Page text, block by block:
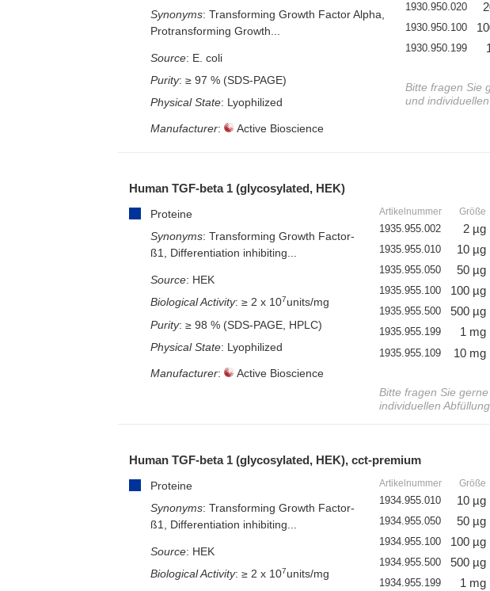
Diaclone
– Alle Diaclone Produkte
– Antikörper
– ELISA-Kits
– Anti-murine
Synonyms: Transforming Growth Factor Alpha,
Protransforming Growth...
Source: E. coli
Purity: ≥ 97 % (SDS-PAGE)
Physical State: Lyophilized
Manufacturer: Active Bioscience
1930.950.020
1930.950.100
1930.950.199
Bitte fragen Sie
und individuellen
Human TGF-beta 1 (glycosylated, HEK)
Proteine
Synonyms: Transforming Growth Factor-
ß1, Differentiation inhibiting...
Source: HEK
Biological Activity: ≥ 2 x 107units/mg
Purity: ≥ 98 % (SDS-PAGE, HPLC)
Physical State: Lyophilized
Manufacturer: Active Bioscience
Artikelnummer Größe
1935.955.002 2 µg
1935.955.010 10 µg
1935.955.050 50 µg
1935.955.100 100 µg
1935.955.500 500 µg
1935.955.199 1 mg
1935.955.109 10 mg
Bitte fragen Sie
individuellen
Human TGF-beta 1 (glycosylated, HEK), cct-premium
Proteine
Synonyms: Transforming Growth Factor-
ß1, Differentiation inhibiting...
Source: HEK
Biological Activity: ≥ 2 x 107units/mg
Artikelnummer Größe
1934.955.010 10 µg
1934.955.050 50 µg
1934.955.100 100 µg
1934.955.500 500 µg
1934.955.199 1 mg